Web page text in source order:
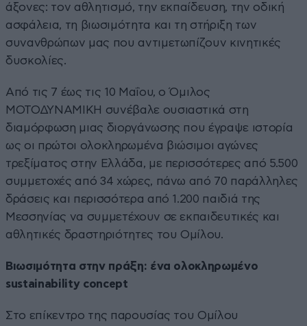
άξονες: τον αθλητισμό, την εκπαίδευση, την οδική
ασφάλεια, τη βιωσιμότητα και τη στήριξη των
συνανθρώπων μας που αντιμετωπίζουν κινητικές
δυσκολίες.
Από τις 7 έως τις 10 Μαΐου, ο Όμιλος
ΜΟΤΟΔΥΝΑΜΙΚΗ συνέβαλε ουσιαστικά στη
διαμόρφωση μιας διοργάνωσης που έγραψε ιστορία
ως οι πρώτοι ολοκληρωμένα βιώσιμοι αγώνες
τρεξίματος στην Ελλάδα, με περισσότερες από 5.500
συμμετοχές από 34 χώρες, πάνω από 70 παράλληλες
δράσεις και περισσότερα από 1.200 παιδιά της
Μεσσηνίας να συμμετέχουν σε εκπαιδευτικές και
αθλητικές δραστηριότητες του Ομίλου.
Βιωσιμότητα στην πράξη: ένα ολοκληρωμένο
sustainability concept
Στο επίκεντρο της παρουσίας του Ομίλου